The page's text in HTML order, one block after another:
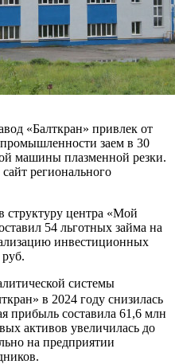
«Балткран» привлек от
заем в 30
машины плазменной резки.
регионального
центра «Мой
54 льготных займа на
инвестиционных
системы
в 2024 году снизилась
прибыль составила 61,6 млн
активов увеличилась до
на предприятии